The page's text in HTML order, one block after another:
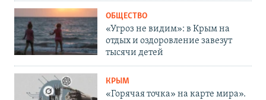
ОБЩЕСТВО
«Угроз не видим»: в Крым на
отдых и оздоровление завезут
тысячи детей
КРЫМ
«Горячая точка» на карте мира».